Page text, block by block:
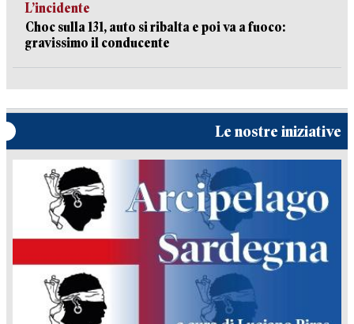
L’incidente
Choc sulla 131, auto si ribalta e poi va a fuoco:
gravissimo il conducente
Le nostre iniziative